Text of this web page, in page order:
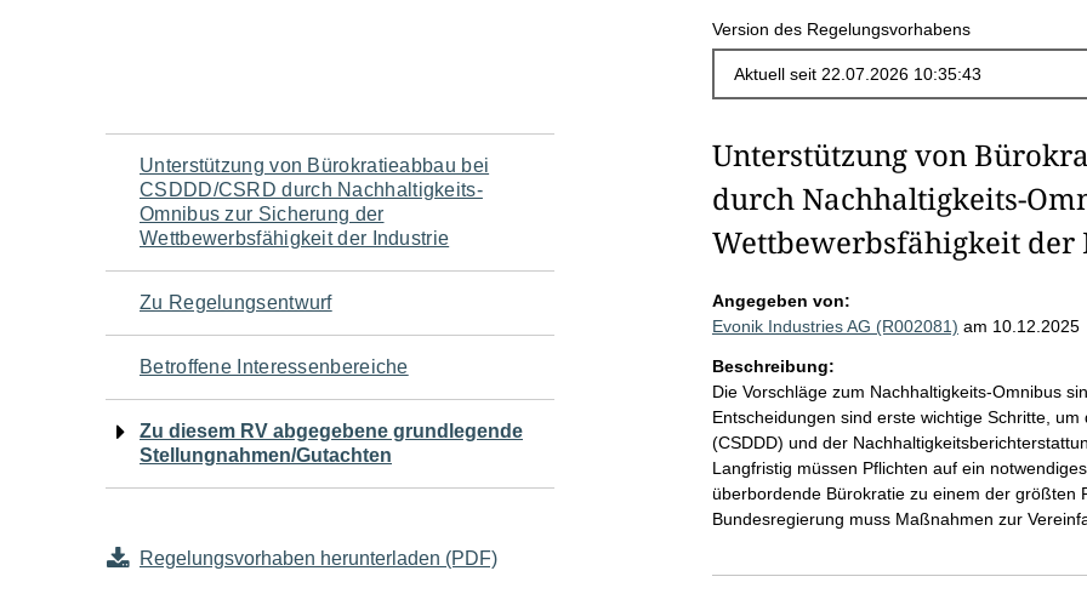
Version des Regelungsvorhabens
Navigation
für
den
Seiteninhalt
Unterstützung von Bürokratieabbau bei
CSDDD/CSRD durch Nachhaltigkeits-
Omnibus zur Sicherung der
Wettbewerbsfähigkeit der Industrie
Zu Regelungsentwurf
Betroffene Interessenbereiche
Zu diesem RV abgegebene grundlegende
Stellungnahmen/Gutachten
Regelungsvorhaben herunterladen (PDF)
Unterstützung von
durch Nachhaltigkeits-
Wettbewerbsfähigkeit der
Angegeben von:
Evonik Industries AG (R002081) am 10.12.2025
Beschreibung:
Die Vorschläge zum Nachhaltigkeits-Omnibus
Entscheidungen sind erste wichtige Schritte,
(CSDDD) und der
Langfristig müssen Pflichten auf ein
überbordende Bürokratie zu einem der größten
Bundesregierung muss Maßnahmen zur